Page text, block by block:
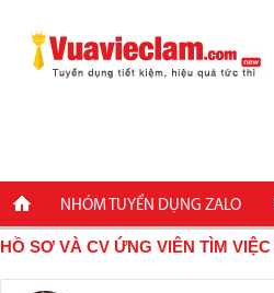
NHÓM TUYỂN DỤNG ZALO
HỒ SƠ VÀ CV ỨNG VIÊN TÌM